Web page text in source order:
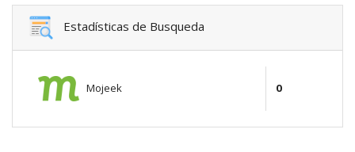
Estadísticas de Busqueda
Mojeek 0